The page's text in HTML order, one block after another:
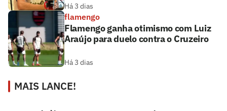
Há 3 dias
flamengo
Flamengo ganha otimismo com Luiz
Araújo para duelo contra o Cruzeiro
Há 3 dias
MAIS LANCE!